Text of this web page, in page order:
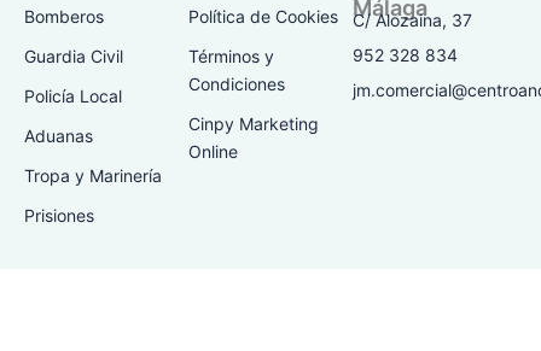
f
Bomberos
Guardia Civil
Policía Local
Aduanas
Tropa y Marinería
Prisiones
Política de Cookies
Términos y
Condiciones
Cinpy Marketing
Online
Málaga
C/ Alozaina, 37
952 328 834